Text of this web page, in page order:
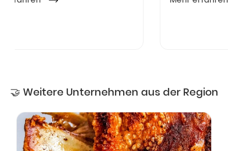
🤝 Weitere Unternehmen aus der Region